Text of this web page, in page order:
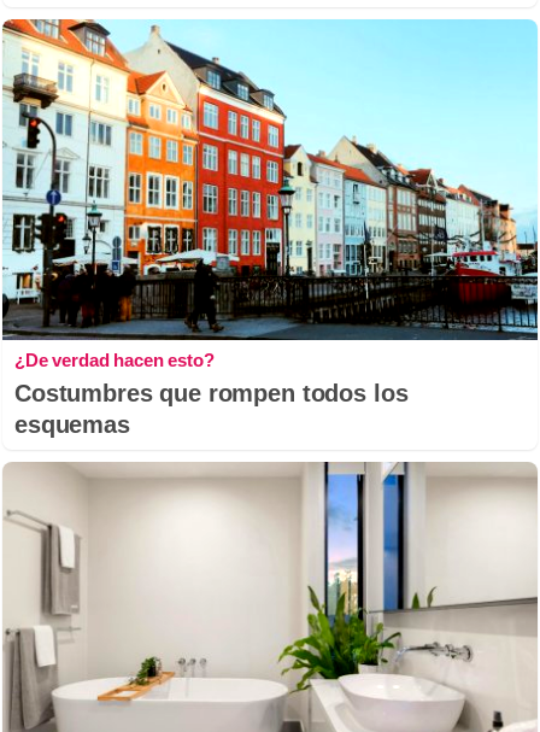
¿De verdad hacen esto?
Costumbres que rompen todos los
esquemas